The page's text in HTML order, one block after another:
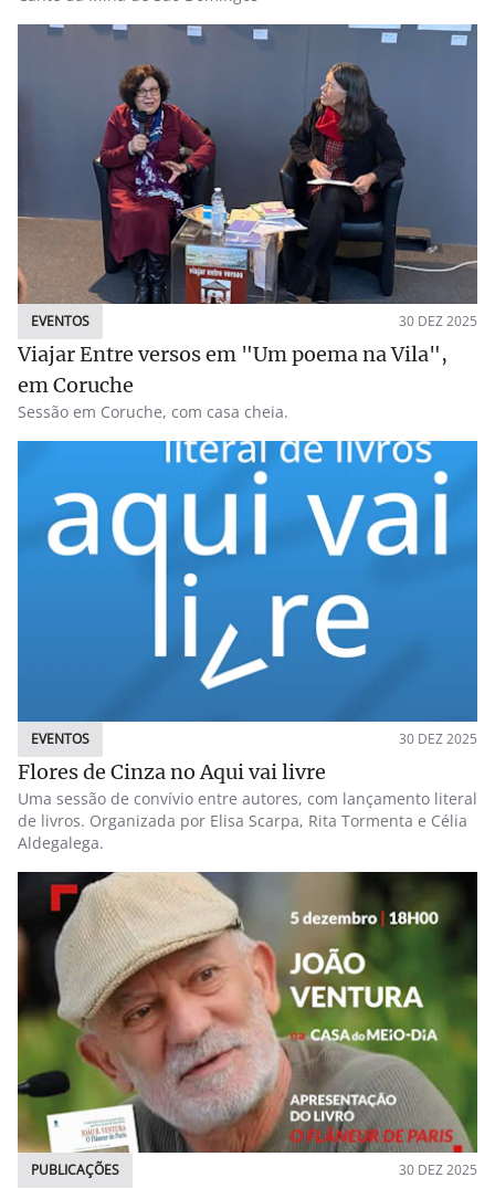
EVENTOS 30 DEZ 2025
Viajar Entre versos em "Um poema na Vila",
em Coruche
Sessão em Coruche, com casa cheia.
EVENTOS 30 DEZ 2025
Flores de Cinza no Aqui vai livre
Uma sessão de convívio entre autores, com lançamento literal
de livros. Organizada por Elisa Scarpa, Rita Tormenta e Célia
Aldegalega.
PUBLICAÇÕES 30 DEZ 2025